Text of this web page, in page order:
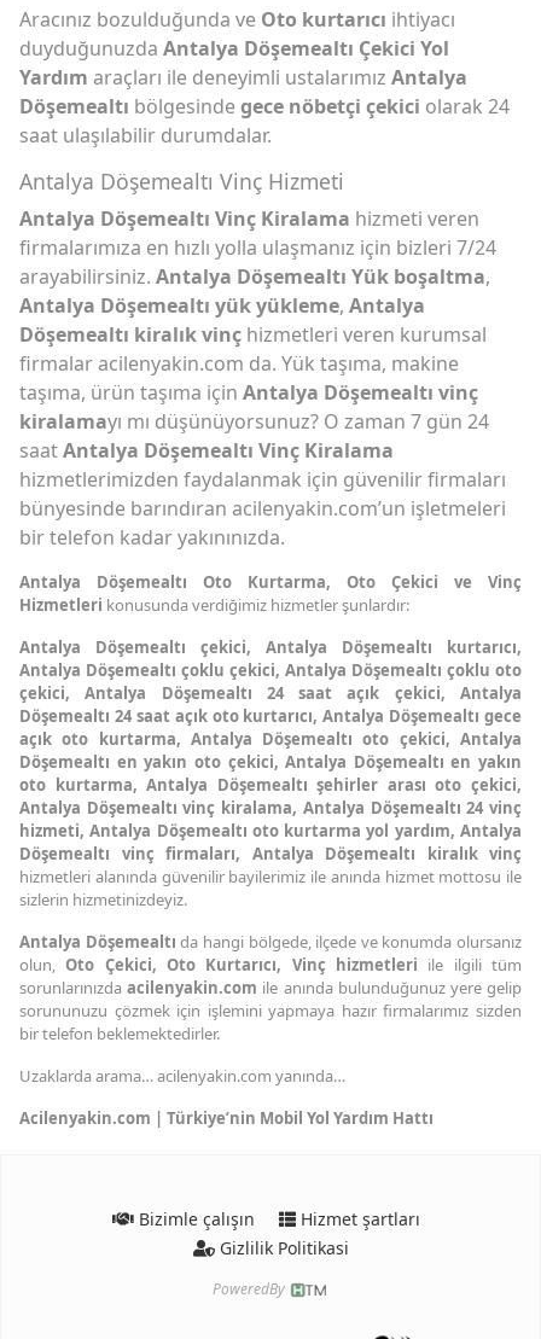
Aracınız bozulduğunda ve Oto kurtarıcı ihtiyacı
duyduğunuzda Antalya Döşemealtı Çekici Yol
Yardım araçları ile deneyimli ustalarımız Antalya
Döşemealtı bölgesindegece nöbetçi çekici olarak 24
saat ulaşılabilir durumdalar.
Antalya Döşemealtı Vinç Hizmeti
Antalya Döşemealtı Vinç Kiralama hizmeti veren
firmalarımıza en hızlı yolla ulaşmanız için bizleri 7/24
arayabilirsiniz. Antalya Döşemealtı Yük boşaltma,
Antalya Döşemealtı yük yükleme, Antalya
Döşemealtı kiralık vinç hizmetleri veren kurumsal
firmalar acilenyakin.com da. Yük taşıma, makine
taşıma, ürün taşıma için Antalya Döşemealtı vinç
kiralamayı mı düşünüyorsunuz? O zaman 7 gün 24
saatAntalya Döşemealtı Vinç Kiralama
hizmetlerimizden faydalanmak için güvenilir firmaları
bünyesinde barındıran acilenyakin.com’un işletmeleri
bir telefon kadar yakınınızda.
Antalya Döşemealtı Oto Kurtarma, Oto Çekici ve Vinç
Hizmetleri konusunda verdiğimiz hizmetler şunlardır:
Antalya Döşemealtı çekici, Antalya Döşemealtı kurtarıcı,
Antalya Döşemealtı çoklu çekici, Antalya Döşemealtı çoklu oto
çekici, Antalya Döşemealtı 24 saat açık çekici, Antalya
Döşemealtı 24 saat açık oto kurtarıcı, Antalya Döşemealtı gece
açık oto kurtarma, Antalya Döşemealtı oto çekici, Antalya
Döşemealtı en yakın oto çekici, Antalya Döşemealtı en yakın
oto kurtarma, Antalya Döşemealtı şehirler arası oto çekici,
Antalya Döşemealtı vinç kiralama, Antalya Döşemealtı 24 vinç
hizmeti, Antalya Döşemealtı oto kurtarma yol yardım, Antalya
Döşemealtı vinç firmaları, Antalya Döşemealtı kiralık vinç
hizmetleri alanında güvenilir bayilerimiz ile anında hizmet mottosu ile
sizlerin hizmetinizdeyiz.
Antalya Döşemealtıda hangi bölgede, ilçede ve konumda olursanız
olun,Oto Çekici,Oto Kurtarıcı, Vinç hizmetleri ile ilgili tüm
sorunlarınızdaacilenyakin.com ile anında bulunduğunuz yere gelip
sorununuzu çözmek için işlemini yapmaya hazır firmalarımız sizden
bir telefon beklemektedirler.
Uzaklarda arama… acilenyakin.com yanında…
Acilenyakin.com | Türkiye’nin Mobil Yol Yardım Hattı
Bizimle çalışın
Hizmet şartları
Gizlilik Politikasi
PoweredBy